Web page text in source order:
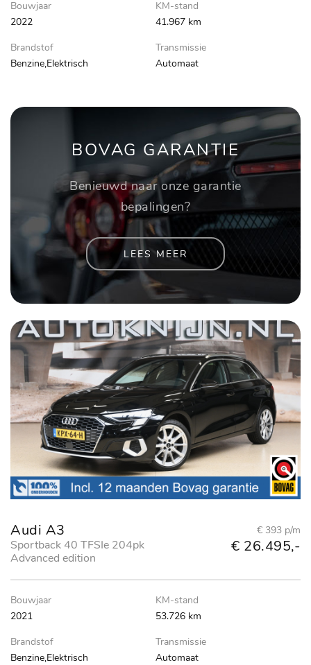
Bouwjaar
2022
KM-stand
41.967 km
Brandstof
Benzine,Elektrisch
Transmissie
Automaat
BOVAG GARANTIE
Benieuwd naar onze garantie
bepalingen?
LEES MEER
Audi A3
Sportback 40 TFSIe 204pk
Advanced edition
€ 393 p/m
€ 26.495,-
Bouwjaar
2021
KM-stand
53.726 km
Brandstof
Benzine,Elektrisch
Transmissie
Automaat